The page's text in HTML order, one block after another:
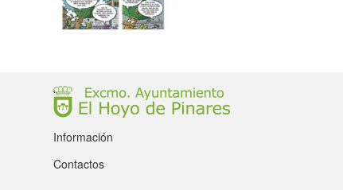
Información
Contactos